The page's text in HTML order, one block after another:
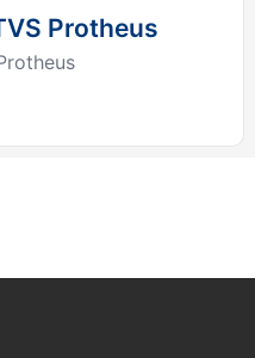
Protheus